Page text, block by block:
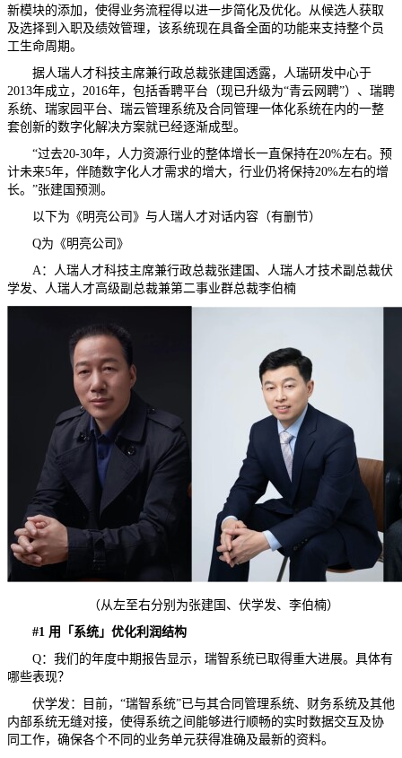
新模块的添加，使得业务流程得以进一步简化及优化。从候选人获取
及选择到入职及绩效管理，该系统现在具备全面的功能来支持整个员
工生命周期。
据人瑞人才科技主席兼行政总裁张建国透露，人瑞研发中心于
2013年成立，2016年，包括香聘平台（现已升级为“青云网聘”）、瑞聘
系统、瑞家园平台、瑞云管理系统及合同管理一体化系统在内的一整
套创新的数字化解决方案就已经逐渐成型。
“过去20-30年，人力资源行业的整体增长一直保持在20%左右。预
计未来5年，伴随数字化人才需求的增大，行业仍将保持20%左右的增
长。”张建国预测。
以下为《明亮公司》与人瑞人才对话内容（有删节）
Q为《明亮公司》
A：人瑞人才科技主席兼行政总裁张建国、人瑞人才技术副总裁伏
学发、人瑞人才高级副总裁兼第二事业群总裁李伯楠
（从左至右分别为张建国、伏学发、李伯楠）
#1 用「系统」优化利润结构
Q：我们的年度中期报告显示，瑞智系统已取得重大进展。具体有
哪些表现？
伏学发：目前，“瑞智系统”已与其合同管理系统、财务系统及其他
内部系统无缝对接，使得系统之间能够进行顺畅的实时数据交互及协
同工作，确保各个不同的业务单元获得准确及最新的资料。